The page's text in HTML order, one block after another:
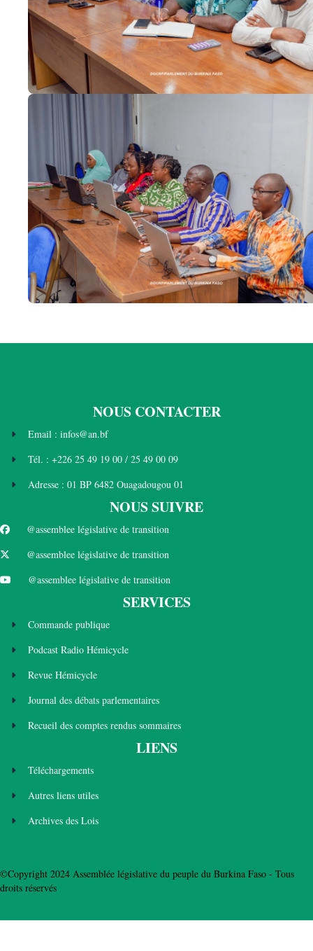
NOUS CONTACTER
Email : infos@an.bf
Tél. : +226 25 49 19 00 / 25 49 00 09
Adresse : 01 BP 6482 Ouagadougou 01
NOUS SUIVRE
@assemblee législative de transition
@assemblee législative de transition
@assemblee législative de transition
SERVICES
Commande publique
Podcast Radio Hémicycle
Revue Hémicycle
Journal des débats parlementaires
Recueil des comptes rendus sommaires
LIENS
Téléchargements
Autres liens utiles
Archives des Lois
©Copyright 2024 Assemblée législative du peuple du Burkina Faso - Tous
droits réservés